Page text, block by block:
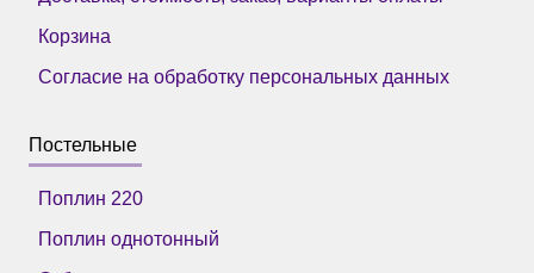
Корзина
Согласие на обработку персональных данных
Постельные
Поплин 220
Поплин однотонный